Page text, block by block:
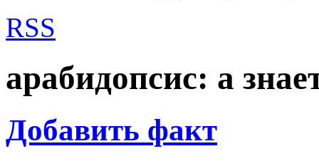
RSS
арабидопсис: а
Добавить факт